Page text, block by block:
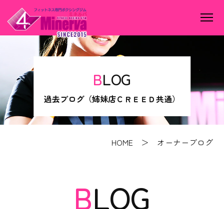
BLOG
過去ブログ（姉妹店ＣＲＥＥＤ共通）
HOME ＞ オーナーブログ
BLOG